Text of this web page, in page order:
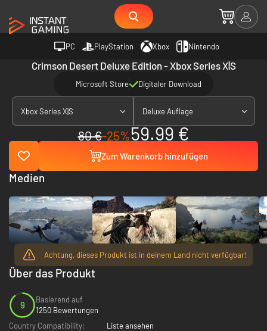
PC PlayStation Xbox Nintendo
Crimson Desert Deluxe Edition - Xbox Series X|S
Microsoft Store Digitaler Download
Xbox Series X|S Deluxe Auflage
80 €-25%59.99 €
Zum Warenkorb hinzufügen
Achtung, dieses Produkt ist in deinem Land nicht verfügbar!
Über das Produkt
9
Basierend auf
1250 Bewertungen
Country Compatibility:
Liste ansehen
Medien